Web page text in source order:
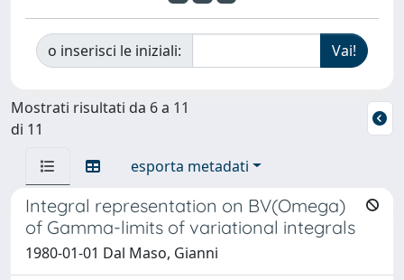
o inserisci le iniziali:
Mostrati risultati da 6 a 11
di 11
esporta metadati
Integral representation on BV(Omega)
of Gamma-limits of variational integrals
1980-01-01 Dal Maso, Gianni